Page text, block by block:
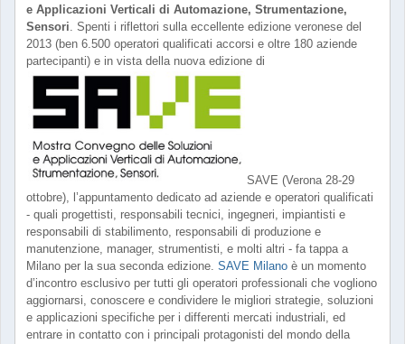
e Applicazioni Verticali di Automazione, Strumentazione,
Sensori. Spenti i riflettori sulla eccellente edizione veronese del
2013 (ben 6.500 operatori qualificati accorsi e oltre 180 aziende
partecipanti) e in vista della nuova edizione di
SAVE (Verona 28-29
ottobre), l’appuntamento dedicato ad aziende e operatori qualificati
- quali progettisti, responsabili tecnici, ingegneri, impiantisti e
responsabili di stabilimento, responsabili di produzione e
manutenzione, manager, strumentisti, e molti altri - fa tappa a
Milano per la sua seconda edizione. SAVE Milano è un momento
d’incontro esclusivo per tutti gli operatori professionali che vogliono
aggiornarsi, conoscere e condividere le migliori strategie, soluzioni
e applicazioni specifiche per i differenti mercati industriali, ed
entrare in contatto con i principali protagonisti del mondo della